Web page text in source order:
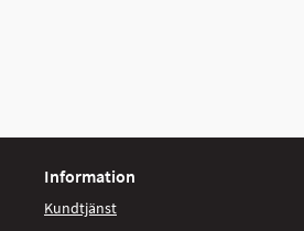
Information
Kundtjänst